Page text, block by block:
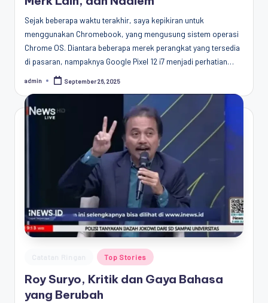
Sejak beberapa waktu terakhir, saya kepikiran untuk
menggunakan Chromebook, yang mengusung sistem operasi
Chrome OS. Diantara beberapa merek perangkat yang tersedia
di pasaran, nampaknya Google Pixel 12 i7 menjadi perhatian…
Posted
admin September 26, 2025
Top Stories
Roy Suryo, Kritik dan Gaya Bahasa
yang Berubah